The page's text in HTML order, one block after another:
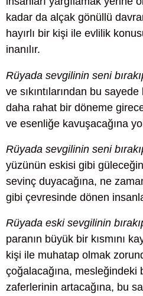
kadar da alçak gönüllü
hayırlı bir kişi ile evlilik
inanılır.
Rüyada sevgilinin seni
ve sıkıntılarından bu
daha rahat bir döneme
ve esenliğe kavuşacağına
Rüyada sevgilinin seni
yüzünün eskisi gibi
sevinç duyacağına, ne
gibi çevresinde dönen
Rüyada eski sevgilinin
paranın büyük bir kısmını
kişi ile muhatap olmak
çoğalacağına, mesleğindeki
zaferlerinin artacağına, bu